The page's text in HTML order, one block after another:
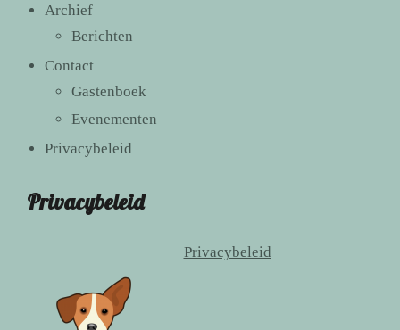
Archief
Berichten
Contact
Gastenboek
Evenementen
Privacybeleid
Privacybeleid
Privacybeleid